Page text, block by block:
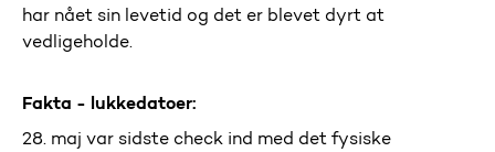
har nået sin levetid og det er blevet dyrt at
vedligeholde.
Fakta - lukkedatoer:
28. maj var sidste check ind med det fysiske